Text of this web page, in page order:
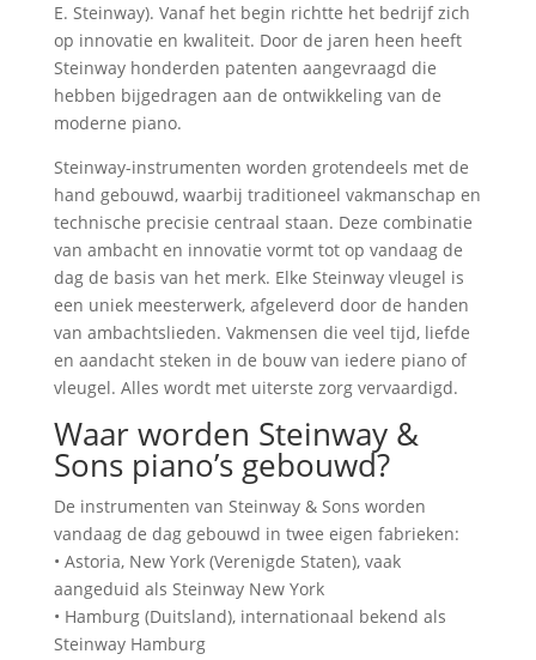
E. Steinway). Vanaf het begin richtte het bedrijf zich
op innovatie en kwaliteit. Door de jaren heen heeft
Steinway honderden patenten aangevraagd die
hebben bijgedragen aan de ontwikkeling van de
moderne piano.
Steinway-instrumenten worden grotendeels met de
hand gebouwd, waarbij traditioneel vakmanschap en
technische precisie centraal staan. Deze combinatie
van ambacht en innovatie vormt tot op vandaag de
dag de basis van het merk. Elke Steinway vleugel is
een uniek meesterwerk, afgeleverd door de handen
van ambachtslieden. Vakmensen die veel tijd, liefde
en aandacht steken in de bouw van iedere piano of
vleugel. Alles wordt met uiterste zorg vervaardigd.
Waar worden Steinway &
Sons piano’s gebouwd?
De instrumenten van Steinway & Sons worden
vandaag de dag gebouwd in twee eigen fabrieken:
• Astoria, New York (Verenigde Staten), vaak
aangeduid als Steinway New York
• Hamburg (Duitsland), internationaal bekend als
Steinway Hamburg